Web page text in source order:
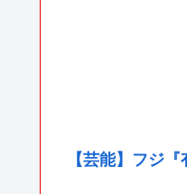
【芸能】フジ